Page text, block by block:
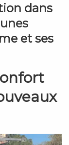
dans
et ses